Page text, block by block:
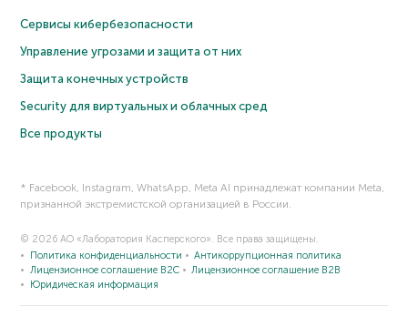
Сервисы кибербезопасности
Управление угрозами и защита от них
Защита конечных устройств
Security для виртуальных и облачных сред
Все продукты
* Facebook, Instagram, WhatsApp, Meta AI принадлежат компании Meta,
признанной экстремистской организацией в России.
© 2026 АО «Лаборатория Касперского». Все права защищены.
Политика конфиденциальности
Антикоррупционная политика
Лицензионное соглашение B2C
Лицензионное соглашение B2B
Юридическая информация